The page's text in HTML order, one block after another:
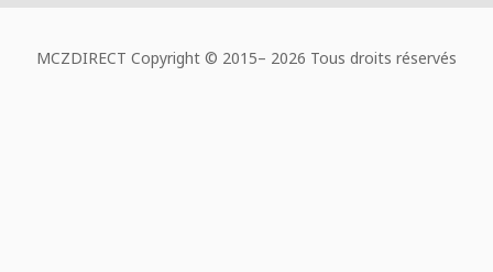
MCZDIRECT Copyright © 2015– 2026 Tous droits réservés